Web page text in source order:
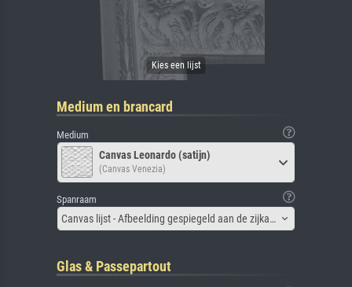
Medium en brancard
Medium
Canvas Leonardo (satijn)
(Canvas Venezia)
Spanraam
Canvas lijst - Afbeelding gespiegeld aan de zijkant
Glas & Passepartout